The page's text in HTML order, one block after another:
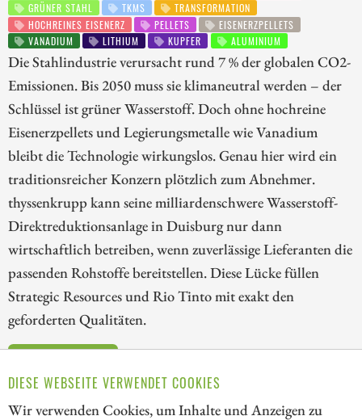
DIESE WEBSEITE VERWENDET COOKIES
Wir verwenden Cookies, um Inhalte und Anzeigen zu
GRÜNER STAHL
TKMS
TRANSFORMATION
HOCHREINES EISENERZ
PELLETS
EISENERZPELLETS
VANADIUM
LITHIUM KUPFER ALUMINIUM
Die Stahlindustrie verursacht rund 7 % der globalen CO2-
Emissionen. Bis 2050 muss sie klimaneutral werden – der
Schlüssel ist grüner Wasserstoff. Doch ohne hochreine
Eisenerzpellets und Legierungsmetalle wie Vanadium
bleibt die Technologie wirkungslos. Genau hier wird ein
traditionsreicher Konzern plötzlich zum Abnehmer.
thyssenkrupp kann seine milliardenschwere Wasserstoff-
Direktreduktionsanlage in Duisburg nur dann
wirtschaftlich betreiben, wenn zuverlässige Lieferanten die
passenden Rohstoffe bereitstellen. Diese Lücke füllen
Strategic Resources und Rio Tinto mit exakt den
geforderten Qualitäten.